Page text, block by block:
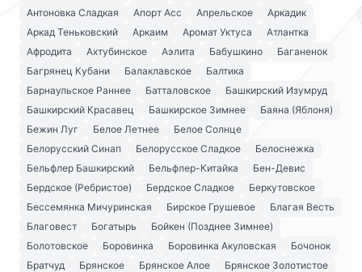
Антоновка Сладкая
Апорт Асс Апрельское
Аркадик
Аркад Теньковский
Аркаим Аромат Уктуса
Атлантка
Афродита
Ахтубинское Аэлита Бабушкино
Баганенок
Багрянец Кубани
Балаклавское
Балтика
Барнаульское Раннее
Батталовское
Башкирский Изумруд
Башкирский Красавец
Башкирское Зимнее
Баяна (Яблоня)
Бежин Луг
Белое Летнее
Белое Солнце
Белорусский Синап
Белорусское Сладкое
Белоснежка
Бельфлер Башкирский
Бельфлер-Китайка
Бен-Девис
Бердское (Ребристое)
Бердское Сладкое
Беркутовское
Бессемянка Мичуринская
Бирское Грушевое
Благая Весть
Благовест
Богатырь
Бойкен (Позднее Зимнее)
Болотовское
Боровинка Боровинка Акуловская
Бочонок
Братчуд
Брянское Брянское Алое
Брянское Золотистое